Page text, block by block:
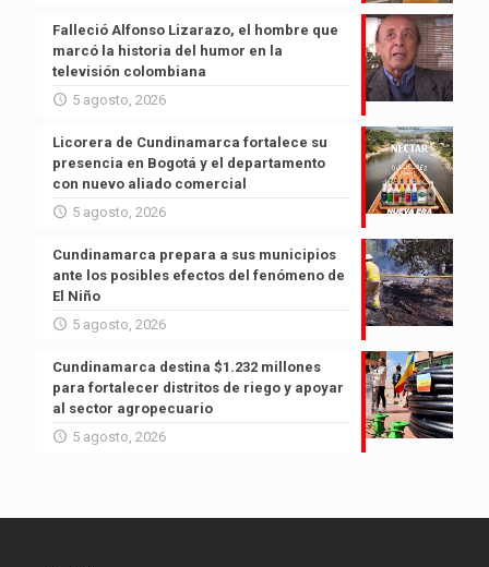
Falleció Alfonso Lizarazo, el hombre que
marcó la historia del humor en la
televisión colombiana
5 agosto, 2026
Licorera de Cundinamarca fortalece su
presencia en Bogotá y el departamento
con nuevo aliado comercial
5 agosto, 2026
Cundinamarca prepara a sus municipios
ante los posibles efectos del fenómeno de
El Niño
5 agosto, 2026
Cundinamarca destina $1.232 millones
para fortalecer distritos de riego y apoyar
al sector agropecuario
5 agosto, 2026